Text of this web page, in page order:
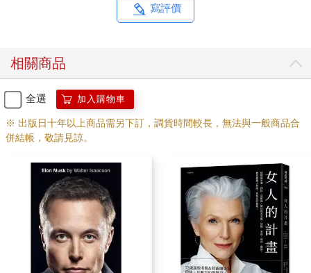
寫評價
相關商品
全選 加入購物車
※ 出版日十年以上商品需另下訂，調貨時間較長，無法與一般商品合
併結帳，敬請見諒。